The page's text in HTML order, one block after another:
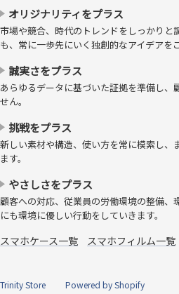
鉄壁の防御力
牢に守ります。
オリジナリティをプラス
市場や競合、時代のトレンドをしっかりと
も、常に一歩先にいく独創的なアイデアを
誠実さをプラス
あらゆるデータに基づいた証拠を準備し、
せん。
挑戦をプラス
新しい素材や構造、使い方を常に模索し、
ます。
やさしさをプラス
顧客への対応、従業員の労働環境の整備、
にも環境に優しい行動をしていきます。
スマホケース一覧 スマホフィルム一覧
Trinity Store Powered by Shopify